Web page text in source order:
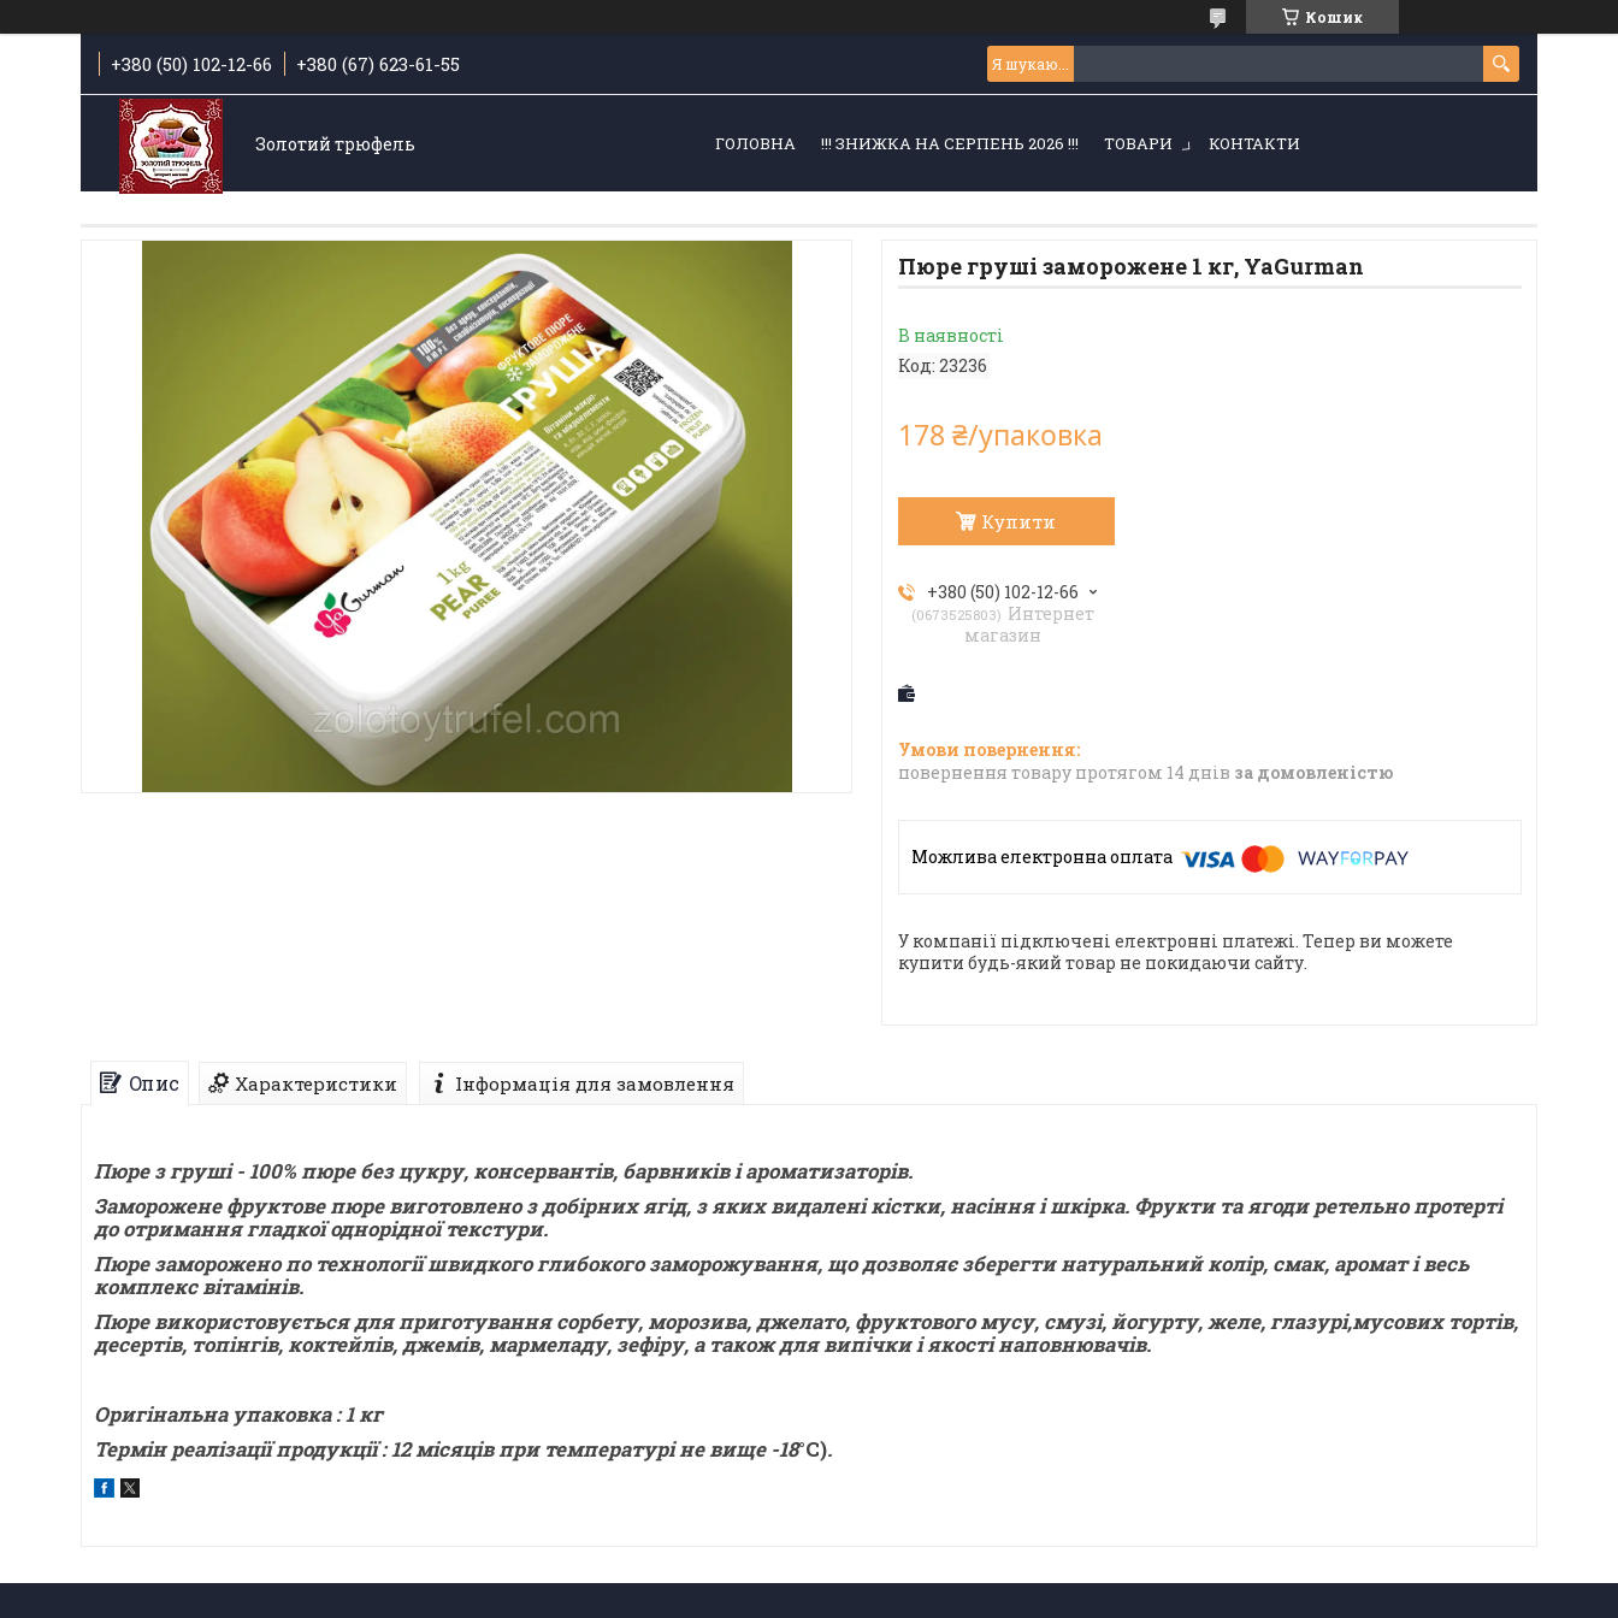
Кошик
+380 (50) 102-12-66 +380 (67) 623-61-55
Золотий трюфель ГОЛОВНА !!! ЗНИЖКА НА СЕРПЕНЬ 2026 !!! ТОВАРИ КОНТАКТИ
Пюре груші заморожене 1 кг, YaGurman
В наявності
Код: 23236
178 ₴/упаковка
Купити
+380 (50) 102-12-66
0673525803
Интернет
магазин
повернення товару протягом 14 днів за домовленістю
У компанії підключені електронні платежі. Тепер ви можете
купити будь-який товар не покидаючи сайту.
Опис Характеристики Інформація для замовлення
Пюре з груші - 100% пюре без цукру, консервантів, барвників і ароматизаторів.
Заморожене фруктове пюре виготовлено з добірних ягід, з яких видалені кістки, насіння і шкірка. Фрукти та ягоди ретельно протерті
до отримання гладкої однорідної текстури.
Пюре заморожено по технології швидкого глибокого заморожування, що дозволяє зберегти натуральний колір, смак, аромат і весь
комплекс вітамінів.
Пюре використовується для приготування сорбету, морозива, джелато, фруктового мусу, смузі, йогурту, желе, глазурі,мусових тортів,
десертів, топінгів, коктейлів, джемів, мармеладу, зефіру, а також для випічки і якості наповнювачів.
Оригінальна упаковка : 1 кг
Термін реалізації продукції : 12 місяців при температурі не вище -18°С).